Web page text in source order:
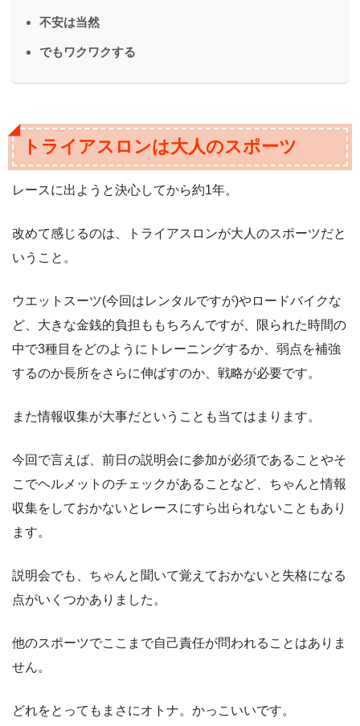
不安は当然
でもワクワクする
トライアスロンは大人のスポーツ
レースに出ようと決心してから約1年。
改めて感じるのは、トライアスロンが大人のスポーツだと
いうこと。
ウエットスーツ(今回はレンタルですが)やロードバイクな
ど、大きな金銭的負担ももちろんですが、限られた時間の
中で3種目をどのようにトレーニングするか、弱点を補強
するのか長所をさらに伸ばすのか、戦略が必要です。
また情報収集が大事だということも当てはまります。
今回で言えば、前日の説明会に参加が必須であることやそ
こでヘルメットのチェックがあることなど、ちゃんと情報
収集をしておかないとレースにすら出られないこともあり
ます。
説明会でも、ちゃんと聞いて覚えておかないと失格になる
点がいくつかありました。
他のスポーツでここまで自己責任が問われることはありま
せん。
どれをとってもまさにオトナ。かっこいいです。